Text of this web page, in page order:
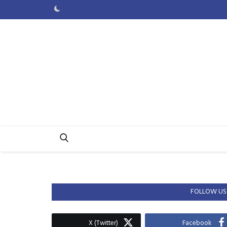
FOLLOW US
Facebook
X (Twitter)